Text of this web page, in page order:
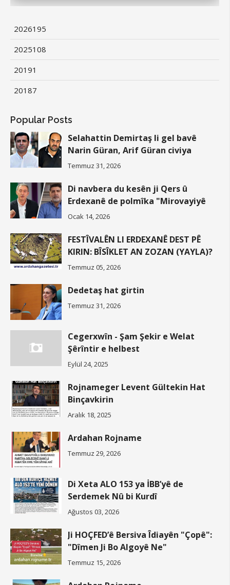
2026195
2025108
20191
20187
Popular Posts
Selahattin Demirtaş li gel bavê
Narin Güran, Arif Güran civiya
Temmuz 31, 2026
Di navbera du kesên ji Qers û
Erdexanê de polmîka "Mirovayiyê
Ocak 14, 2026
FESTÎVALÊN LI ERDEXANÊ DEST PÊ
KIRIN: BÎSÎKLET AN ZOZAN (YAYLA)?
Temmuz 05, 2026
Dedetaş hat girtin
Temmuz 31, 2026
Cegerxwîn - Şam Şekir e Welat
Şêrîntir e helbest
Eylül 24, 2025
Rojnameger Levent Gültekin Hat
Binçavkirin
Aralık 18, 2025
Ardahan Rojname
Temmuz 29, 2026
Di Xeta ALO 153 ya İBB’yê de
Serdemek Nû bi Kurdî
Ağustos 03, 2026
Ji HOÇFED’ê Bersiva Îdiayên "Çopê":
"Dîmen Ji Bo Algoyê Ne"
Temmuz 15, 2026